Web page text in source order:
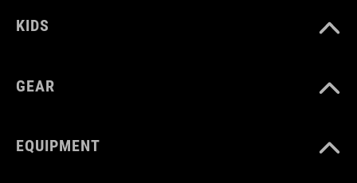
KIDS
GEAR
EQUIPMENT